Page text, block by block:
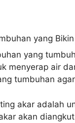
yang
menyerap air
tumbuhan
akar adalah
akan